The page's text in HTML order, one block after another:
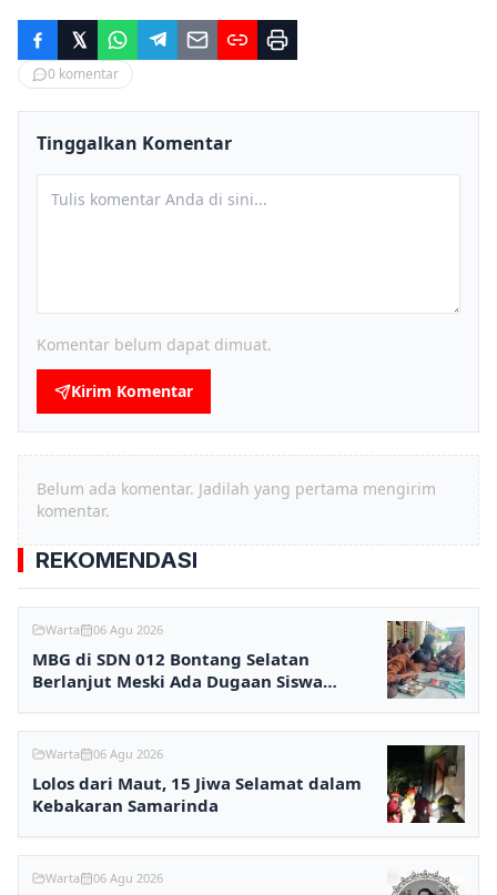
0 komentar
Tinggalkan Komentar
Komentar belum dapat dimuat.
Kirim Komentar
Belum ada komentar. Jadilah yang pertama mengirim
komentar.
REKOMENDASI
Warta 06 Agu 2026
MBG di SDN 012 Bontang Selatan
Berlanjut Meski Ada Dugaan Siswa
Warta 06 Agu 2026
Lolos dari Maut, 15 Jiwa Selamat dalam
Kebakaran Samarinda
Warta 06 Agu 2026